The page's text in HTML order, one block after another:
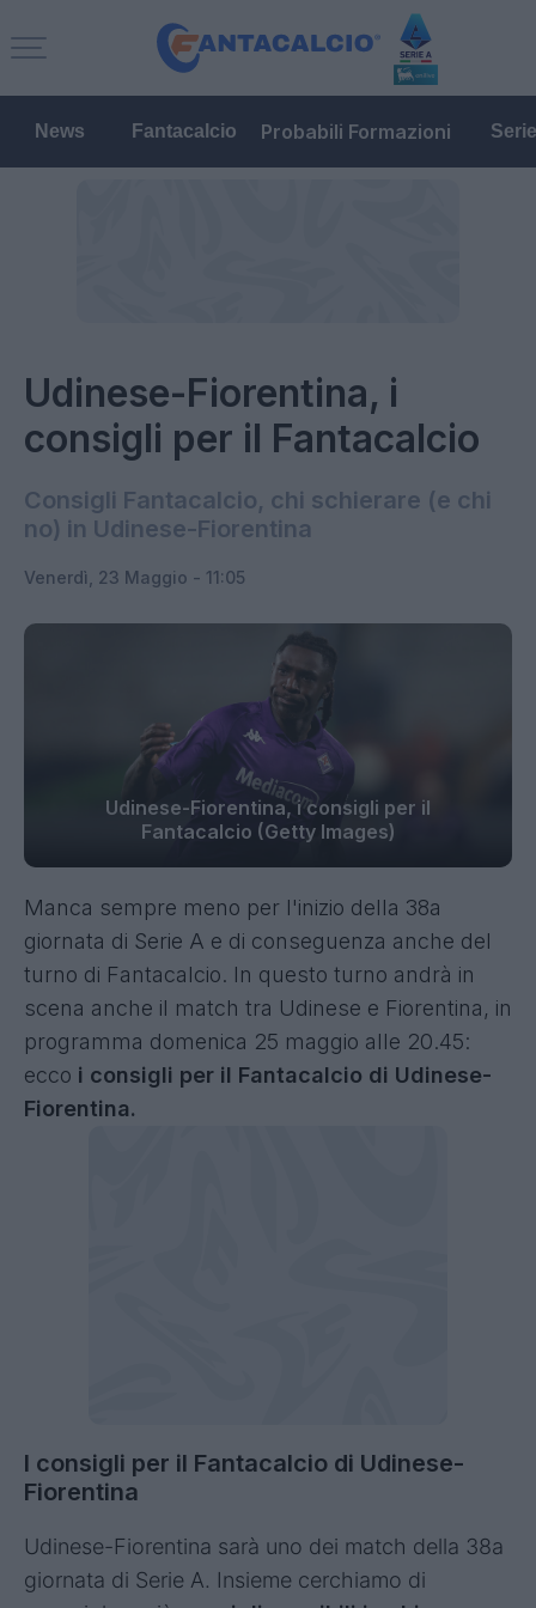
News Fantacalcio Probabili Formazioni
Udinese-Fiorentina, i
consigli per il Fantacalcio
Consigli Fantacalcio, chi schierare (e chi
no) in Udinese-Fiorentina
Venerdì, 23 Maggio - 11:05
Udinese-Fiorentina, i consigli per il
Fantacalcio (Getty Images)
Manca sempre meno per l'inizio della 38a
giornata di Serie A e di conseguenza anche del
turno di Fantacalcio. In questo turno andrà in
scena anche il match tra Udinese e Fiorentina, in
programma domenica 25 maggio alle 20.45:
ecco i consigli per il Fantacalcio di Udinese-
Fiorentina.
I consigli per il Fantacalcio di Udinese-
Fiorentina
Udinese-Fiorentina sarà uno dei match della 38a
giornata di Serie A. Insieme cerchiamo di